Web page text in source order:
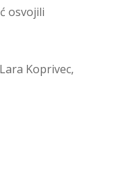
osvojili
Koprivec,